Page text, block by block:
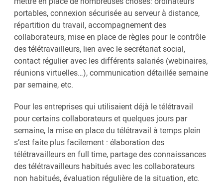
portables, connexion sécurisée au serveur à distance,
répartition du travail, accompagnement des
collaborateurs, mise en place de règles pour le contrôle
des télétravailleurs, lien avec le secrétariat social,
contact régulier avec les différents salariés (webinaires,
réunions virtuelles…), communication détaillée semaine
par semaine, etc.
Pour les entreprises qui utilisaient déjà le télétravail
pour certains collaborateurs et quelques jours par
semaine, la mise en place du télétravail à temps plein
s’est faite plus facilement : élaboration des
télétravailleurs en full time, partage des connaissances
des télétravailleurs habitués avec les collaborateurs
non habitués, évaluation régulière de la situation, etc.